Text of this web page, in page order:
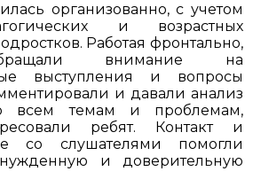
организованно, с учетом
и возрастных
Работая фронтально,
внимание на
выступления и вопросы
и давали анализ
всем темам и проблемам,
ребят. Контакт и
со слушателями помогли
и доверительную